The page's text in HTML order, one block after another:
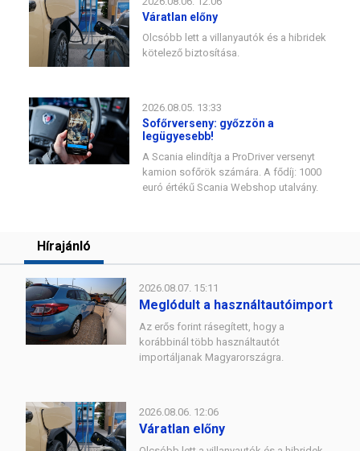
Váratlan előny
Olcsóbb lett a villanyautók és a hibridek
kötelező biztosítása.
2026.08.05. 13:33
Sofőrverseny: győzzön a
legügyesebb!
A Scania elindítja a ProDriver versenyt
kamion sofőrök számára. A fődíj: 1000
euró értékű Scania Webshop utalvány.
Hírajánló
2026.08.07. 15:11
Meglódult a használtautóimport
Az erős forint rásegített, hogy a
korábbinál több használtautót
importáljanak Magyarországra.
2026.08.06. 12:06
Váratlan előny